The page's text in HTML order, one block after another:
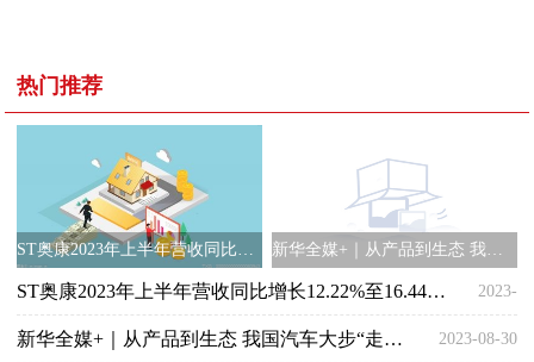
热门推荐
ST奥康2023年上半年营收同比增长12.22%至16.44亿元，聚焦主品牌，布局中高端皮鞋赛道 新华全媒+｜从产品到生态 我国汽车大步“走出去”
ST奥康2023年上半年营收同比增长12.22%至16.44亿元，聚焦主品牌，布局中高端皮鞋赛道 2023-
08-30
新华全媒+｜从产品到生态 我国汽车大步“走出去” 2023-08-30